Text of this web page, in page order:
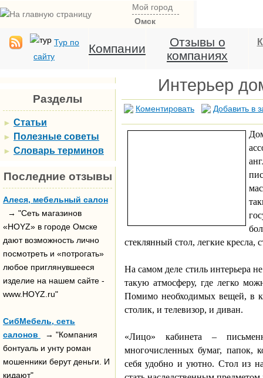
Мой город
Омск
Тур по
сайту
Компании
Отзывы о
компаниях
Разделы
► Статьи
► Полезные советы
► Словарь терминов
Последние отзывы
Алеся, мебельный салон
→ "Сеть магазинов
«HOYZ» в городе Омске
дают возможность лично
посмотреть и «потрогать»
любое приглянувшееся
изделие на нашем сайте -
www.HOYZ.ru"
СибМебель, сеть
салонов
→ "Компания
бонтуаль и унту роман
мошенники берут деньги. И
кидают"
Интерьер
Коментировать Добавить в
стеклянный стол, легкие кресла,
На самом деле стиль интерьера
такую атмосферу, где легко
Помимо необходимых вещей, в
столик, и телевизор, и диван.
«Лицо» кабинета –
многочисленных бумаг, папок,
себя удобно и уютно. Стол из